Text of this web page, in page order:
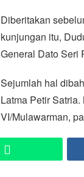
Diberitakan
kunjungan itu,
General Dato Seri
Sejumlah hal
Latma Petir
VI/Mulawarman,